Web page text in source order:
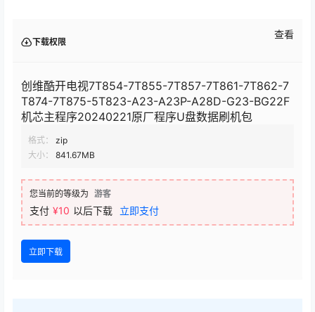
下载权限
查看
创维酷开电视7T854-7T855-7T857-7T861-7T862-7
T874-7T875-5T823-A23-A23P-A28D-G23-BG22F
机芯主程序20240221原厂程序U盘数据刷机包
格式：
zip
大小：
841.67MB
您当前的等级为 游客
支付 ¥10 以后下载 立即支付
立即下载